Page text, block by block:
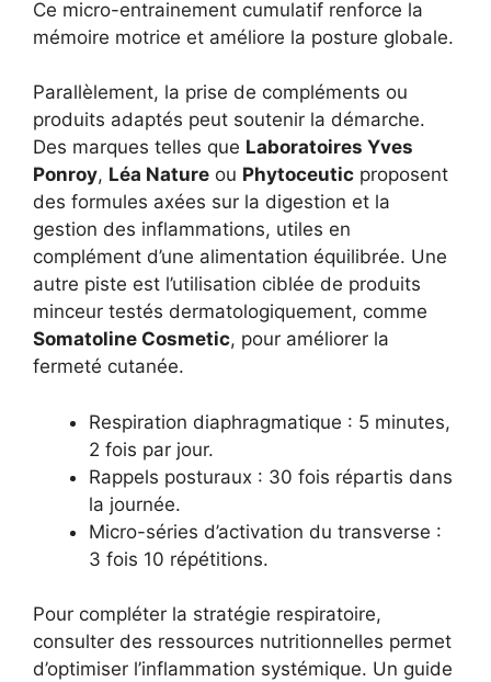
Ce micro-entrainement cumulatif renforce la
mémoire motrice et améliore la posture globale.
Parallèlement, la prise de compléments ou
produits adaptés peut soutenir la démarche.
Des marques telles que Laboratoires Yves
Ponroy, Léa Nature ou Phytoceutic proposent
des formules axées sur la digestion et la
gestion des inflammations, utiles en
complément d’une alimentation équilibrée. Une
autre piste est l’utilisation ciblée de produits
minceur testés dermatologiquement, comme
Somatoline Cosmetic, pour améliorer la
fermeté cutanée.
Respiration diaphragmatique : 5 minutes,
2 fois par jour.
Rappels posturaux : 30 fois répartis dans
la journée.
Micro-séries d’activation du transverse :
3 fois 10 répétitions.
Pour compléter la stratégie respiratoire,
consulter des ressources nutritionnelles permet
d’optimiser l’inflammation systémique. Un guide